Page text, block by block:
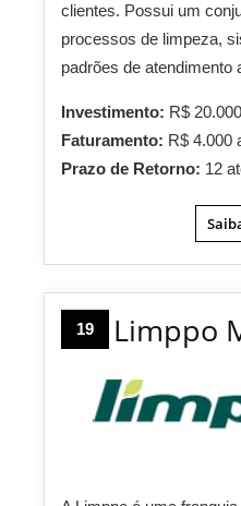
clientes. Possui um
processos de limpeza,
padrões de atendimento
Investimento: R$ 20.000
Faturamento: R$ 4.000
Prazo de Retorno: 12
19 Limppo